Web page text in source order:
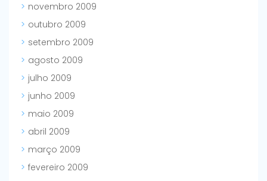
novembro 2009
outubro 2009
setembro 2009
agosto 2009
julho 2009
junho 2009
maio 2009
abril 2009
março 2009
fevereiro 2009